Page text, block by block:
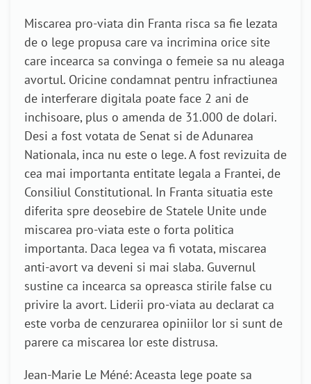
Miscarea pro-viata din Franta risca sa fie lezata
de o lege propusa care va incrimina orice site
care incearca sa convinga o femeie sa nu aleaga
avortul. Oricine condamnat pentru infractiunea
de interferare digitala poate face 2 ani de
inchisoare, plus o amenda de 31.000 de dolari.
Desi a fost votata de Senat si de Adunarea
Nationala, inca nu este o lege. A fost revizuita de
cea mai importanta entitate legala a Frantei, de
Consiliul Constitutional. In Franta situatia este
diferita spre deosebire de Statele Unite unde
miscarea pro-viata este o forta politica
importanta. Daca legea va fi votata, miscarea
anti-avort va deveni si mai slaba. Guvernul
sustine ca incearca sa opreasca stirile false cu
privire la avort. Liderii pro-viata au declarat ca
este vorba de cenzurarea opiniilor lor si sunt de
parere ca miscarea lor este distrusa.
Jean-Marie Le Méné: Aceasta lege poate sa